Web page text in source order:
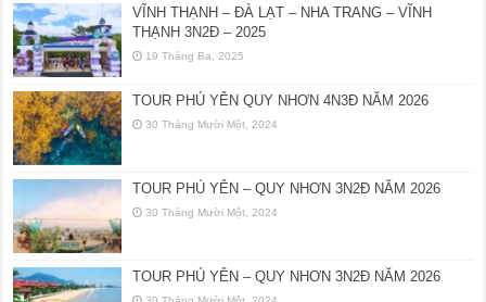
VĨNH THẠNH – ĐÀ LẠT – NHA TRANG – VĨNH
THẠNH 3N2Đ – 2025
19 Tháng Ba, 2025
TOUR PHÚ YÊN QUY NHƠN 4N3Đ NĂM 2026
30 Tháng Mười Một, 2024
TOUR PHÚ YÊN – QUY NHƠN 3N2Đ NĂM 2026
30 Tháng Mười Một, 2024
TOUR PHÚ YÊN – QUY NHƠN 3N2Đ NĂM 2026